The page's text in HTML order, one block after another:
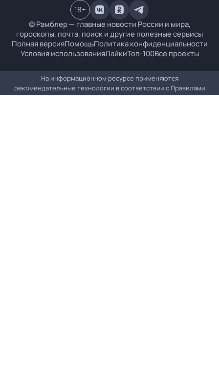
© Рамблер — главные новости России и мира,
гороскопы, почта, поиск и другие полезные сервисы
Полная версияПомощьПолитика конфиденциальности
Условия использованияЛайкиТоп-100Все проекты
18+
На информационном ресурсе применяются
рекомендательные технологии в соответствии с Правилами